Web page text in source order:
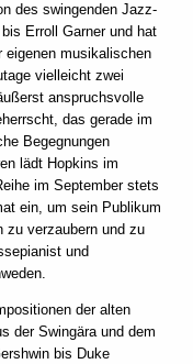
des swingenden Jazz-
Erroll Garner und hat
eigenen musikalischen
vielleicht zwei
anspruchsvolle
das gerade im
Begegnungen
lädt Hopkins im
im September stets
ein, um sein Publikum
zu verzaubern und zu
und
der alten
der Swingära und dem
bis Duke